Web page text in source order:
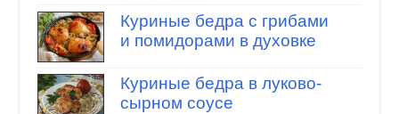
Куриные бедра с грибами
и помидорами в духовке
Куриные бедра в луково-
сырном соусе